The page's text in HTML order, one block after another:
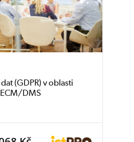
(GDPR) v oblasti
DMS